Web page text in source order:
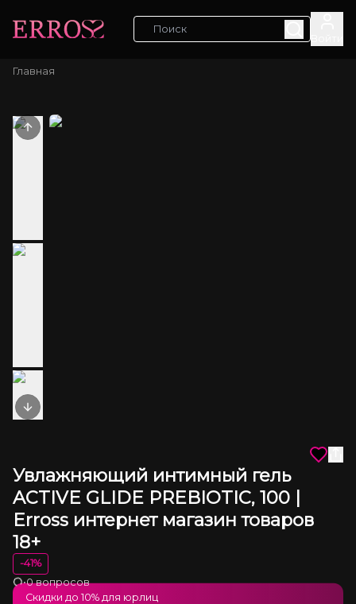
Главная
Previous slide
Next slide
Увлажняющий интимный гель
ACTIVE GLIDE PREBIOTIC, 100 |
Erross интернет магазин товаров
18+
-41%
Загрузка
•0 вопросов
Скидки до 10% для юрлиц